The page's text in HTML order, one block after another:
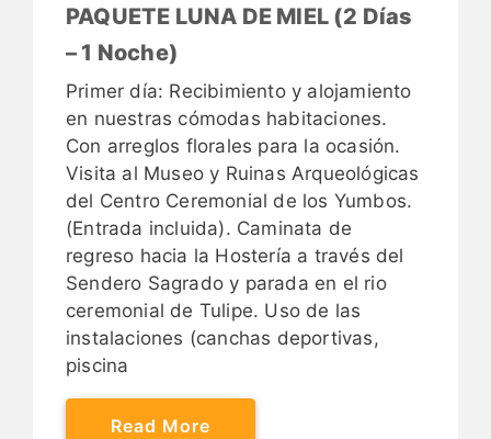
PAQUETE LUNA DE MIEL (2 Días
– 1 Noche)
Primer día: Recibimiento y alojamiento
en nuestras cómodas habitaciones.
Con arreglos florales para la ocasión.
Visita al Museo y Ruinas Arqueológicas
del Centro Ceremonial de los Yumbos.
(Entrada incluida). Caminata de
regreso hacia la Hostería a través del
Sendero Sagrado y parada en el rio
ceremonial de Tulipe. Uso de las
instalaciones (canchas deportivas,
piscina
Read More